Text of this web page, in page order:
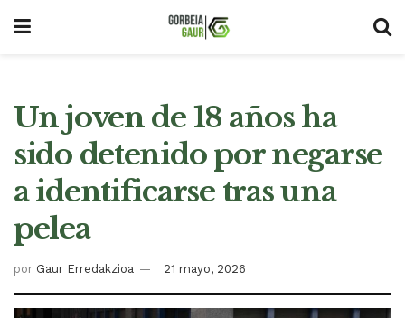
Un joven de 18 años ha
sido detenido por negarse
a identificarse tras una
pelea
por Gaur Erredakzioa 21 mayo, 2026